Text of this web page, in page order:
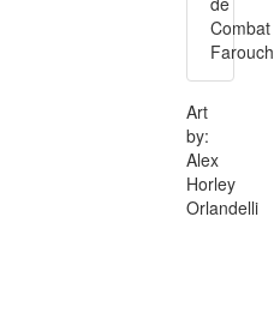
Combat
Art
by:
Alex
Horley
Orlandelli